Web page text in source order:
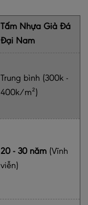
Tấm Nhựa Giả Đá
Đại Nam
Trung bình (300k -
400k/m²)
20 - 30 năm (Vĩnh
viễn)